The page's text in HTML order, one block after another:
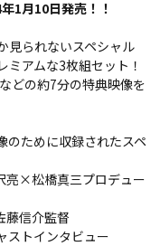
1月10日発売！！
見られないスペシャル
アムな3枚組セット！
どの約7分の特典映像を
のために収録されたスペ
亮×松橋真三プロデュー
藤信介監督
ストインタビュー